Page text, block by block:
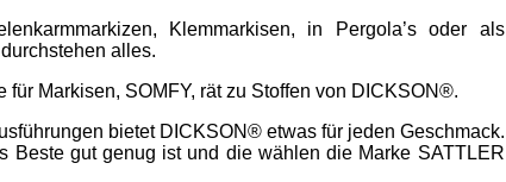
Klemmarkisen, in Pergola’s oder als
alles.
Markisen, SOMFY, rät zu Stoffen von DICKSON®.
bietet DICKSON® etwas für jeden Geschmack.
Beste gut genug ist und die wählen die Marke SATTLER